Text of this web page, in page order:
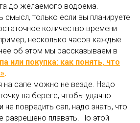
до желаемого водоема.
смысл, только если вы планируете
количество времени
несколько часов каждые
об этом мы рассказываем в
или покупка: как понять, что
.
на сапе можно не везде. Надо
на береге, чтобы удачно
не повредить сап, надо знать, что
разрешено плавать. По этой